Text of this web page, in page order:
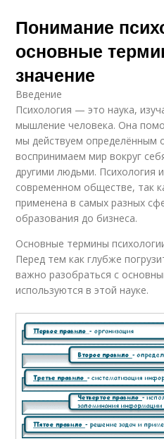
Понимание
основные
значение
Введение
Психология — это наука,
мышление человека. Она
мы действуем определённым
воспринимаем мир вокруг
другими людьми. Психология
современном обществе, так
применена в самых разных
образования до бизнеса.
Основные термины
Перед тем как глубже
важно разобраться с
используются в этой науке.